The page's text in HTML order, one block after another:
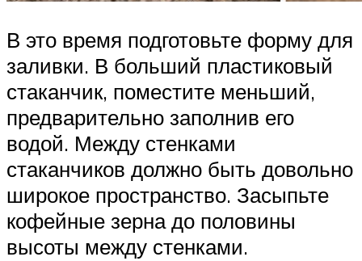
В это время подготовьте форму для
заливки. В больший пластиковый
стаканчик, поместите меньший,
предварительно заполнив его
водой. Между стенками
стаканчиков должно быть довольно
широкое пространство. Засыпьте
кофейные зерна до половины
высоты между стенками.